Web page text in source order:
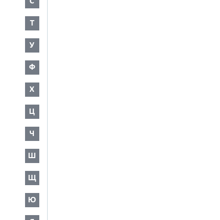
Т
У
Ф
Х
Ц
Ч
Ш
Щ
Ю